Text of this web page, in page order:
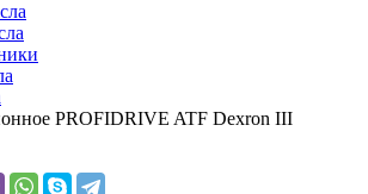
PROFIDRIVE ATF Dexron III